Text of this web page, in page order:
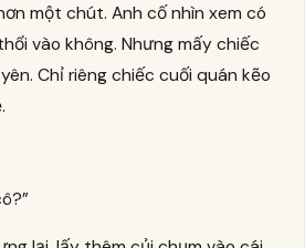
một chút. Anh cố nhìn xem có
vào không. Nhưng mấy chiếc
Chỉ riêng chiếc cuối quán kẽo